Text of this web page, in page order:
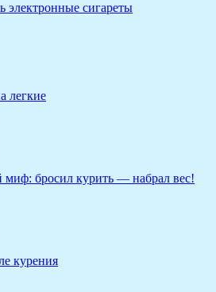
электронные сигареты
легкие
миф: бросил курить — набрал вес!
курения